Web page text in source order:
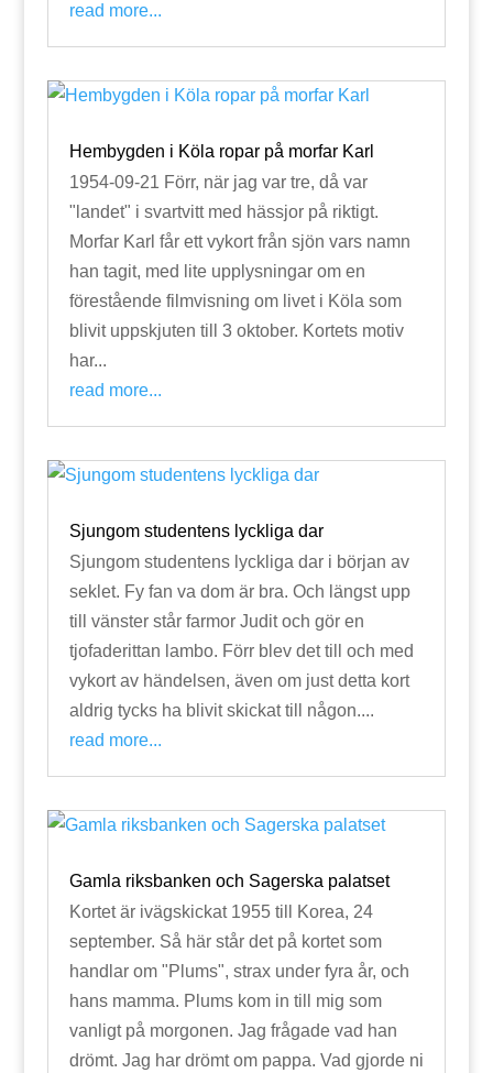
read more...
Hembygden i Köla ropar på morfar Karl
1954-09-21 Förr, när jag var tre, då var
"landet" i svartvitt med hässjor på riktigt.
Morfar Karl får ett vykort från sjön vars namn
han tagit, med lite upplysningar om en
förestående filmvisning om livet i Köla som
blivit uppskjuten till 3 oktober. Kortets motiv
har...
read more...
Sjungom studentens lyckliga dar
Sjungom studentens lyckliga dar i början av
seklet. Fy fan va dom är bra. Och längst upp
till vänster står farmor Judit och gör en
tjofaderittan lambo. Förr blev det till och med
vykort av händelsen, även om just detta kort
aldrig tycks ha blivit skickat till någon....
read more...
Gamla riksbanken och Sagerska palatset
Kortet är ivägskickat 1955 till Korea, 24
september. Så här står det på kortet som
handlar om "Plums", strax under fyra år, och
hans mamma. Plums kom in till mig som
vanligt på morgonen. Jag frågade vad han
drömt. Jag har drömt om pappa. Vad gjorde ni